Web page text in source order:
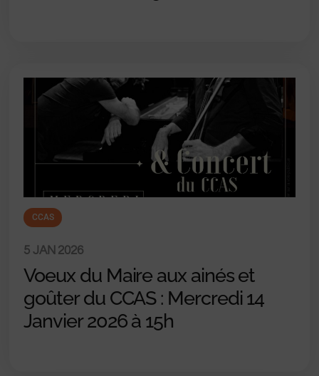
CCAS
5 JAN 2026
Voeux du Maire aux ainés et
goûter du CCAS : Mercredi 14
Janvier 2026 à 15h